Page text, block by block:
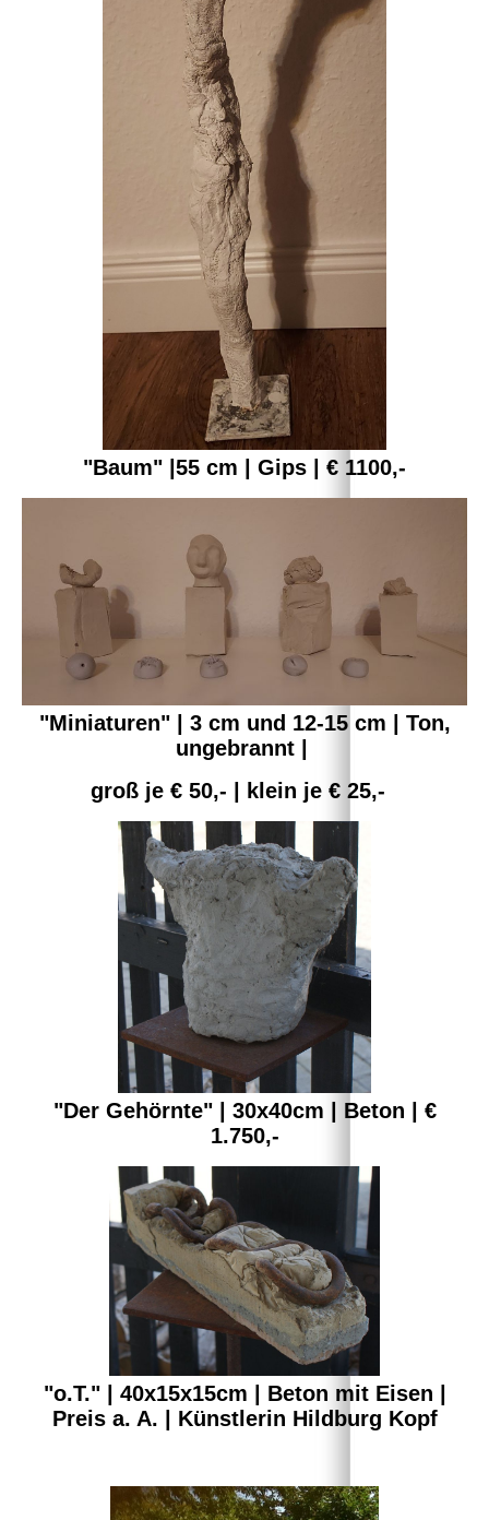
"Baum" |55 cm | Gips | € 1100,-
"Miniaturen" | 3 cm und 12-15 cm | Ton,
ungebrannt |
groß je € 50,- | klein je € 25,-
"Der Gehörnte" | 30x40cm | Beton | €
1.750,-
"o.T." | 40x15x15cm | Beton mit Eisen |
Preis a. A. | Künstlerin Hildburg Kopf